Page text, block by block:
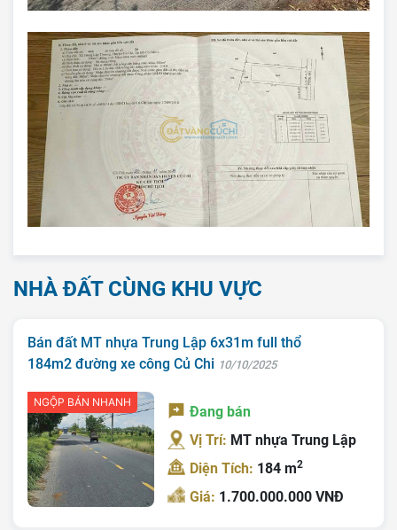
Trang chủ
NHÀ ĐẤT CÙNG KHU VỰC
Bán đất MT nhựa Trung Lập 6x31m full thổ
184m2 đường xe công Củ Chi 10/10/2025
NGỘP BÁN NHANH
Đang bán
Vị Trí: MT nhựa Trung Lập
Diện Tích: 184 m2
Giá: 1.700.000.000 VNĐ